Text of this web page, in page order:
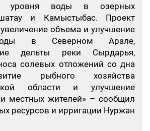
уровня воды в озерных
и Камыстыбас. Проект
объема и улучшение
в Северном Арале,
дельты реки Сырдарья,
солевых отложений со дна
рыбного хозяйства
области и улучшение
местных жителей» – сообщил
ресурсов и ирригации Нуржан